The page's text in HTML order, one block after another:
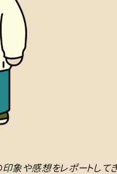
や感想をレポートしてき